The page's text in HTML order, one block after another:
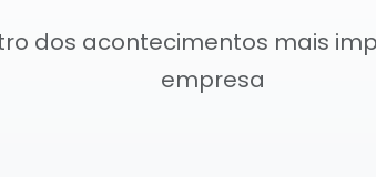
dos acontecimentos mais
empresa